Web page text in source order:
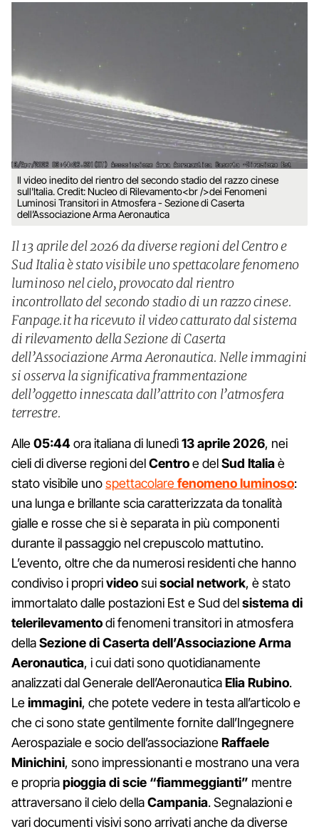
Il video inedito del rientro del secondo stadio del razzo cinese
sull'Italia. Credit: Nucleo di Rilevamento<br />dei Fenomeni
Luminosi Transitori in Atmosfera - Sezione di Caserta
dell’Associazione Arma Aeronautica
Il 13 aprile del 2026 da diverse regioni del Centro e
Sud Italia è stato visibile uno spettacolare fenomeno
luminoso nel cielo, provocato dal rientro
incontrollato del secondo stadio di un razzo cinese.
Fanpage.it ha ricevuto il video catturato dal sistema
di rilevamento della Sezione di Caserta
dell’Associazione Arma Aeronautica. Nelle immagini
si osserva la significativa frammentazione
dell’oggetto innescata dall’attrito con l’atmosfera
terrestre.
Alle05:44ora italiana di lunedì13 aprile 2026, nei
cieli di diverse regioni delCentroe delSud Italiaè
stato visibile unospettacolarefenomeno luminoso:
una lunga e brillante scia caratterizzata da tonalità
gialle e rosse che si è separata in più componenti
durante il passaggio nel crepuscolo mattutino.
L’evento, oltre che da numerosi residenti che hanno
condiviso i proprivideosuisocial network, è stato
immortalato dalle postazioni Est e Sud delsistema di
telerilevamentodi fenomeni transitori in atmosfera
dellaSezione di Caserta dell’Associazione Arma
Aeronautica, i cui dati sono quotidianamente
analizzati dal Generale dell’AeronauticaElia Rubino.
Leimmagini, che potete vedere in testa all’articolo e
che ci sono state gentilmente fornite dall’Ingegnere
Aerospaziale e socio dell’associazioneRaffaele
Minichini, sono impressionanti e mostrano una vera
e propriapioggia di scie “fiammeggianti” mentre
attraversano il cielo dellaCampania. Segnalazioni e
vari documenti visivi sono arrivati anche da diverse